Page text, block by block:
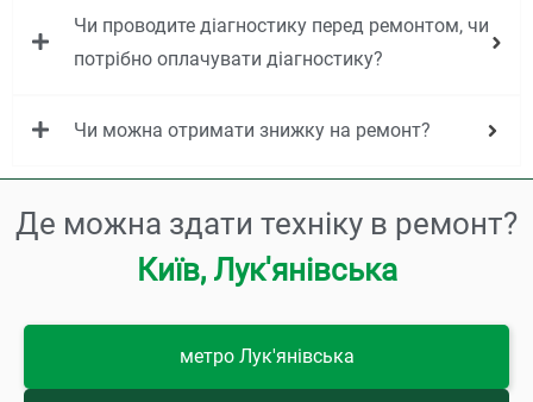
Чи проводите діагностику перед ремонтом, чи
потрібно оплачувати діагностику?
Чи можна отримати знижку на ремонт?
Де можна здати техніку в ремонт?
в Лук'янівська
Київ, О
метро Лук'янівська